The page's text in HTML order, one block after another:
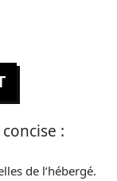
:
de l’hébergé.